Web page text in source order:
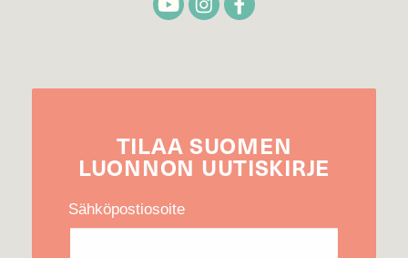
TILAA SUOMEN
LUONNON UUTIS­KIRJE
Sähköpostiosoite